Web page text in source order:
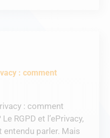
: comment
: comment
RGPD et l’ePrivacy,
entendu parler. Mais